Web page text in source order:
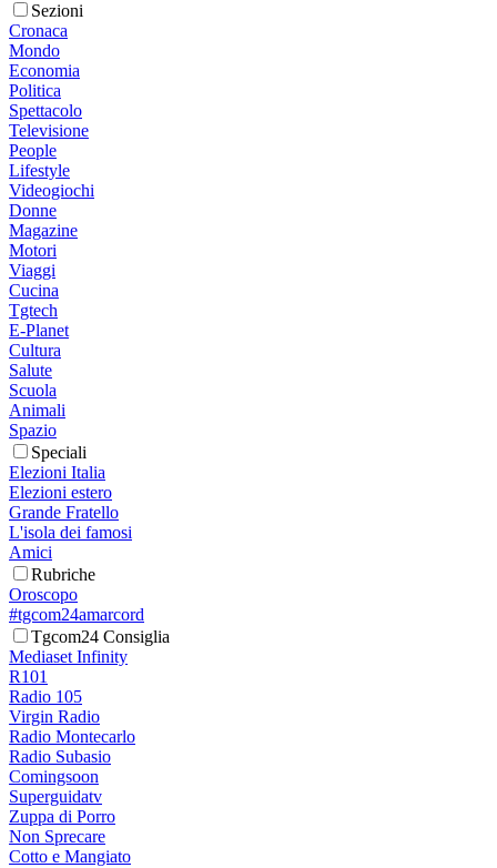
Sezioni
Cronaca
Mondo
Economia
Politica
Spettacolo
Televisione
People
Lifestyle
Videogiochi
Donne
Magazine
Motori
Viaggi
Cucina
Tgtech
E-Planet
Cultura
Salute
Scuola
Animali
Spazio
Speciali
Elezioni Italia
Elezioni estero
Grande Fratello
L'isola dei famosi
Amici
Rubriche
Oroscopo
#tgcom24amarcord
Tgcom24 Consiglia
Mediaset Infinity
R101
Radio 105
Virgin Radio
Radio Montecarlo
Radio Subasio
Comingsoon
Superguidatv
Zuppa di Porro
Non Sprecare
Cotto e Mangiato